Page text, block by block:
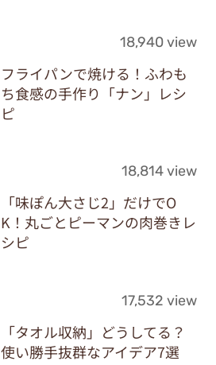
18,940 view
フライパンで焼ける！ふわも
ち食感の手作り「ナン」レシ
ピ
18,814 view
「味ぽん大さじ2」だけでO
K！丸ごとピーマンの肉巻きレ
シピ
17,532 view
「タオル収納」どうしてる？
使い勝手抜群なアイデア7選